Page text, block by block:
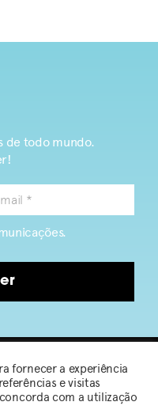
de todo mundo.
fornecer a experiência
e visitas
com a utilização